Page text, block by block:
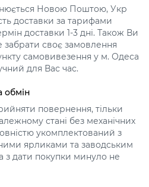
Новою Поштою, Укр
доставки за тарифами
доставки 1-3 дні. Також Ви
своє замовлення
самовивезення у м. Одеса
для Вас час.
обмін
повернення, тільки
стані без механічних
укомплектований з
ярликами та заводським
з дати покупки минуло не